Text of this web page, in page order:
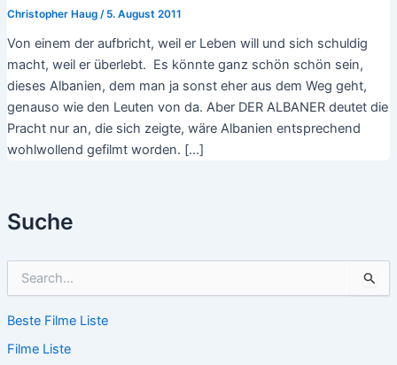
Suche
h
n
Beste Filme Liste
Filme Liste
Christopher Haug / 5. August 2011
Von einem der aufbricht, weil er Leben will und sich schuldig
macht, weil er überlebt. Es könnte ganz schön schön sein,
dieses Albanien, dem man ja sonst eher aus dem Weg geht,
genauso wie den Leuten von da. Aber DER ALBANER deutet die
Pracht nur an, die sich zeigte, wäre Albanien entsprechend
wohlwollend gefilmt worden. […]